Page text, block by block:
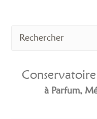
à Parfum,